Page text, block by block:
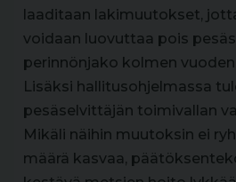
laaditaan lakimuutokset,
voidaan luovuttaa pois
perinnönjako kolmen
Lisäksi hallitusohjelmassa
pesäselvittäjän toimivallan
Mikäli näihin muutoksin ei
määrä kasvaa,